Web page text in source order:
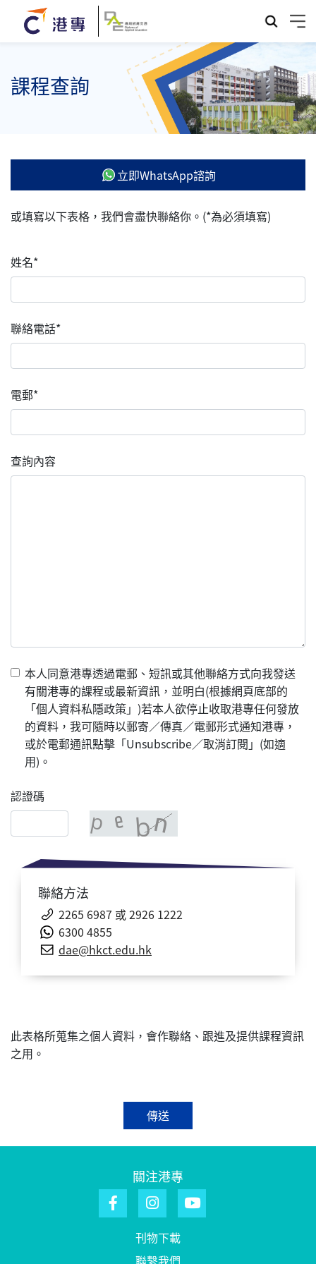
課程查詢
立即WhatsApp諮詢
或填寫以下表格，我們會盡快聯絡你。(*為必須填寫)
姓名*
聯絡電話*
電郵*
查詢內容
本人同意港專透過電郵、短訊或其他聯絡方式向我發送
有關港專的課程或最新資訊，並明白(根據網頁底部的
「個人資料私隱政策」)若本人欲停止收取港專任何發放
的資料，我可隨時以郵寄／傳真／電郵形式通知港專，
或於電郵通訊點擊「Unsubscribe／取消訂閱」(如適
用)。
認證碼
聯絡方法
2265 6987 或2926 1222
6300 4855
dae@hkct.edu.hk
此表格所蒐集之個人資料，會作聯絡、跟進及提供課程資訊
之用。
傳送
關注港專
刊物下載
聯繫我們